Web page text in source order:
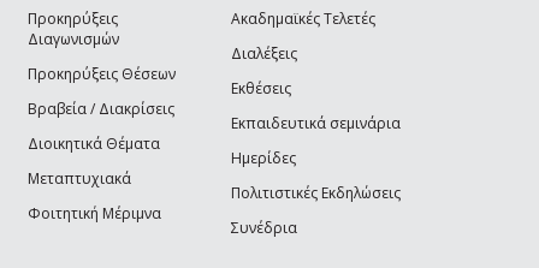
Προκηρύξεις
Διαγωνισμών
Προκηρύξεις Θέσεων
Βραβεία / Διακρίσεις
Διοικητικά Θέματα
Μεταπτυχιακά
Φοιτητική Μέριμνα
Ακαδημαϊκές Τελετές
Διαλέξεις
Εκθέσεις
Εκπαιδευτικά σεμινάρια
Ημερίδες
Πολιτιστικές Εκδηλώσεις
Συνέδρια